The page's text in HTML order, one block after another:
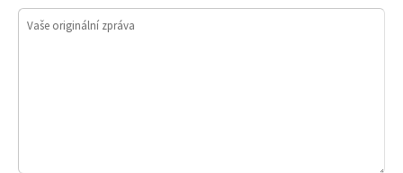
Vaše originální zpráva